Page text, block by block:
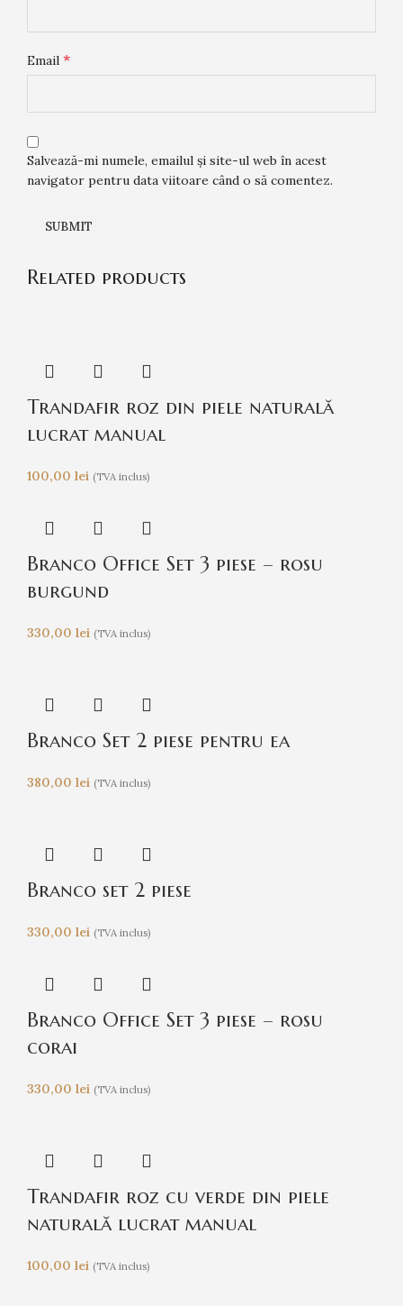
Email *
Salvează-mi numele, emailul și site-ul web în acest
navigator pentru data viitoare când o să comentez.
Related products
Trandafir roz din piele naturală
lucrat manual
100,00 lei (TVA inclus)
Branco Office Set 3 piese – rosu
burgund
330,00 lei (TVA inclus)
Branco Set 2 piese pentru ea
380,00 lei (TVA inclus)
Branco set 2 piese
330,00 lei (TVA inclus)
Branco Office Set 3 piese – rosu
corai
330,00 lei (TVA inclus)
Trandafir roz cu verde din piele
naturală lucrat manual
100,00 lei (TVA inclus)